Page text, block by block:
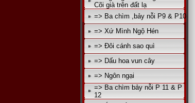
Cõi già trên đất lạ
=> Ba chìm ,bảy nỗi P9 & P10
=> Xứ Mình Ngộ Hén
=> Đôi cánh sao quì
=> Dấu hoa vun cây
=> Ngôn ngại
=> Ba chìm bảy nỗi P 11 & P
12